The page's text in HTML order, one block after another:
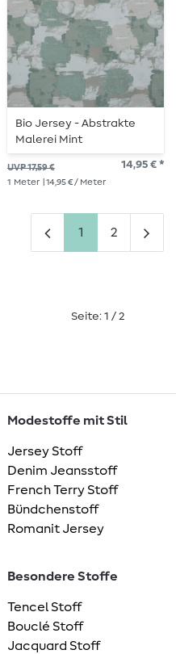
Bio Jersey - Abstrakte
Malerei Mint
UVP 17,59 € 14,95 € *
1 Meter | 14,95 € / Meter
1 2
Seite: 1 / 2
Modestoffe mit Stil
Jersey Stoff
Denim Jeansstoff
French Terry Stoff
Bündchenstoff
Romanit Jersey
Besondere Stoffe
Tencel Stoff
Bouclé Stoff
Jacquard Stoff